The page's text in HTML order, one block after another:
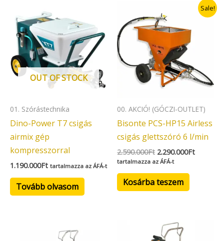
OUT OF STOCK
01. Szórástechnika
Dino-Power T7 csigás
airmix gép
kompresszorral
1.190.000Ft tartalmazza az ÁFÁ-t
Tovább olvasom
Sale!
00. AKCIÓ! (GÓCZI-OUTLET)
Bisonte PCS-HP15 Airless
csigás glettszóró 6 l/min
2.590.000Ft
price
was:
2.590.000Ft.
2.290.000Ft
Current
price
tartalmazza az ÁFÁ-t
Kosárba teszem